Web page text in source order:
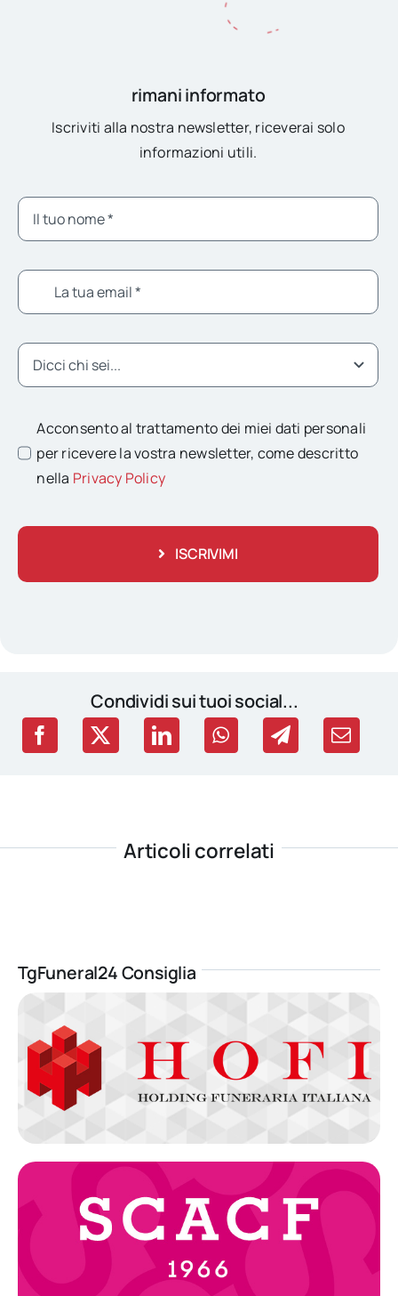
rimani informato
Iscriviti alla nostra newsletter, riceverai solo
informazioni utili.
Acconsento al trattamento dei miei dati personali
per ricevere la vostra newsletter, come descritto
nella Privacy Policy
ISCRIVIMI
Condividi sui tuoi social...
Articoli correlati
TgFuneral24 Consiglia